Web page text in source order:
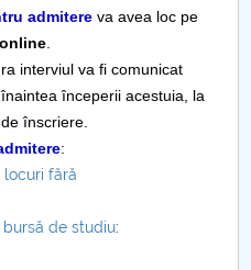
– UPB
admitere va avea loc pe
interviul va fi comunicat
începerii acestuia, la
înscriere.
:
locuri fără
bursă de studiu: